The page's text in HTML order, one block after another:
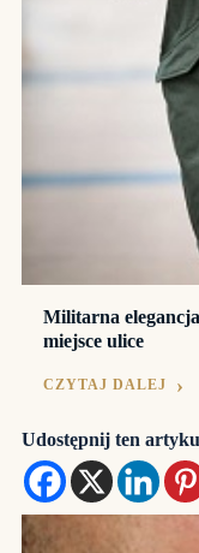
Militarna